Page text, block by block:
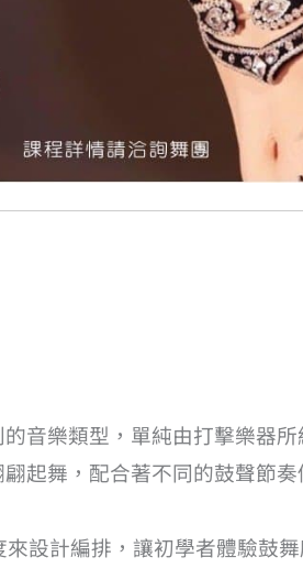
音樂類型，單純由打擊樂器
起舞，配合著不同的鼓聲節
設計編排，讓初學者體驗鼓